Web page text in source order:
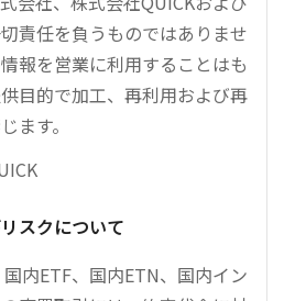
責任を負うものではありませ
報を営業に利用することはも
目的で加工、再利用および再
ます。
スクについて
内ETF、国内ETN、国内イン